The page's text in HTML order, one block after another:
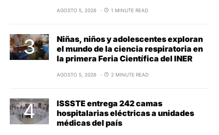
AGOSTO 5, 2026 1 MINUTE READ
Niñas, niños y adolescentes exploran
el mundo de la ciencia respiratoria en
la primera Feria Científica del INER
AGOSTO 5, 2026 2 MINUTE READ
ISSSTE entrega 242 camas
hospitalarias eléctricas a unidades
médicas del país